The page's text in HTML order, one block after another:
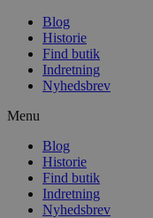
Blog
Historie
Find butik
Indretning
Nyhedsbrev
Menu
Blog
Historie
Find butik
Indretning
Nyhedsbrev